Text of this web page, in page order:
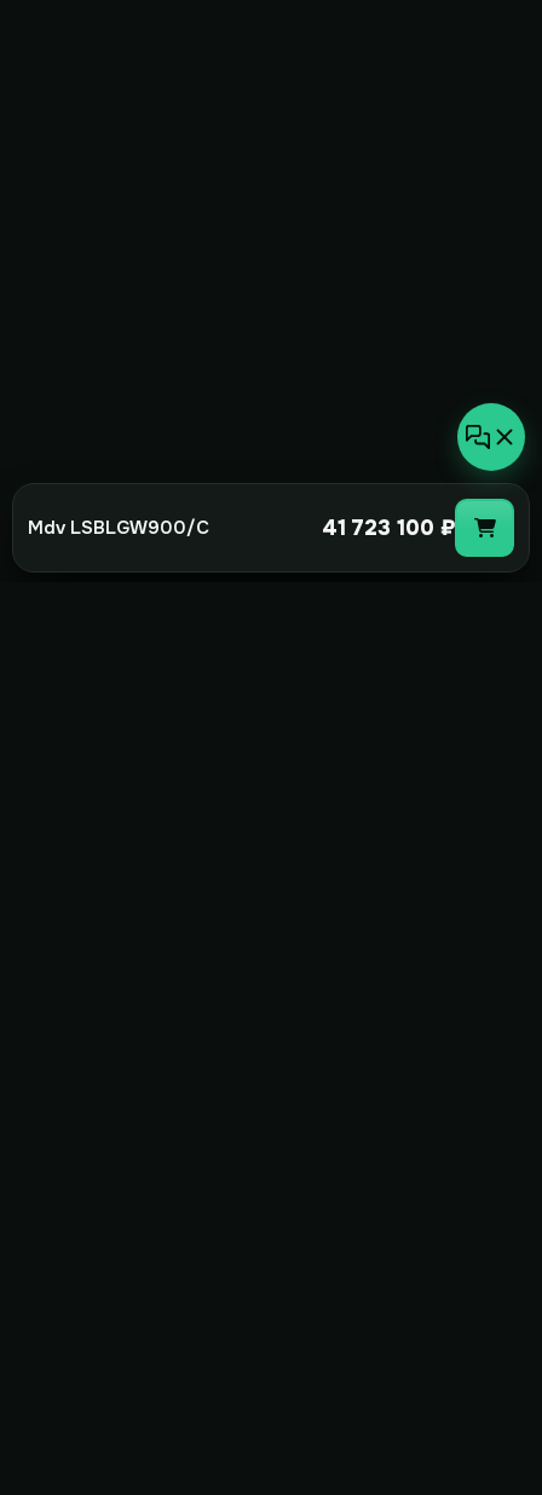
Mdv LSBLGW900/C 41 723 100 ₽